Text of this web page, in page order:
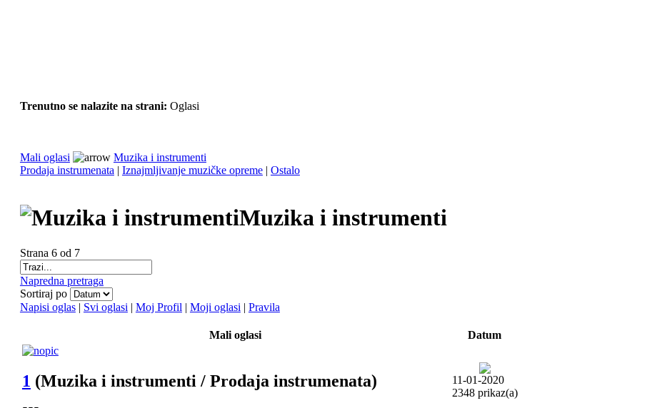
Trenutno se nalazite na strani: Oglasi
Mali oglasi
Muzika i instrumenti
Prodaja instrumenata | Iznajmljivanje muzičke opreme| Ostalo
Muzika i instrumenti
Strana 6 od 7
Napredna pretraga
Sortiraj po
Napisi oglas| Svi oglasi | Moj Profil | Moji oglasi | Pravila
Mali oglasi Datum
1 (Muzika i instrumenti / Prodaja instrumenata)
11-01-2020
2348 prikaz(a)